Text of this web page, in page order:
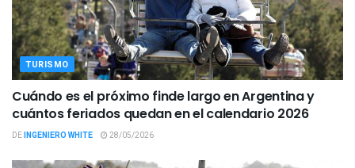
TURISMO
Cuándo es el próximo finde largo en Argentina y
cuántos feriados quedan en el calendario 2026
DEINGENIERO WHITE 28/05/2026